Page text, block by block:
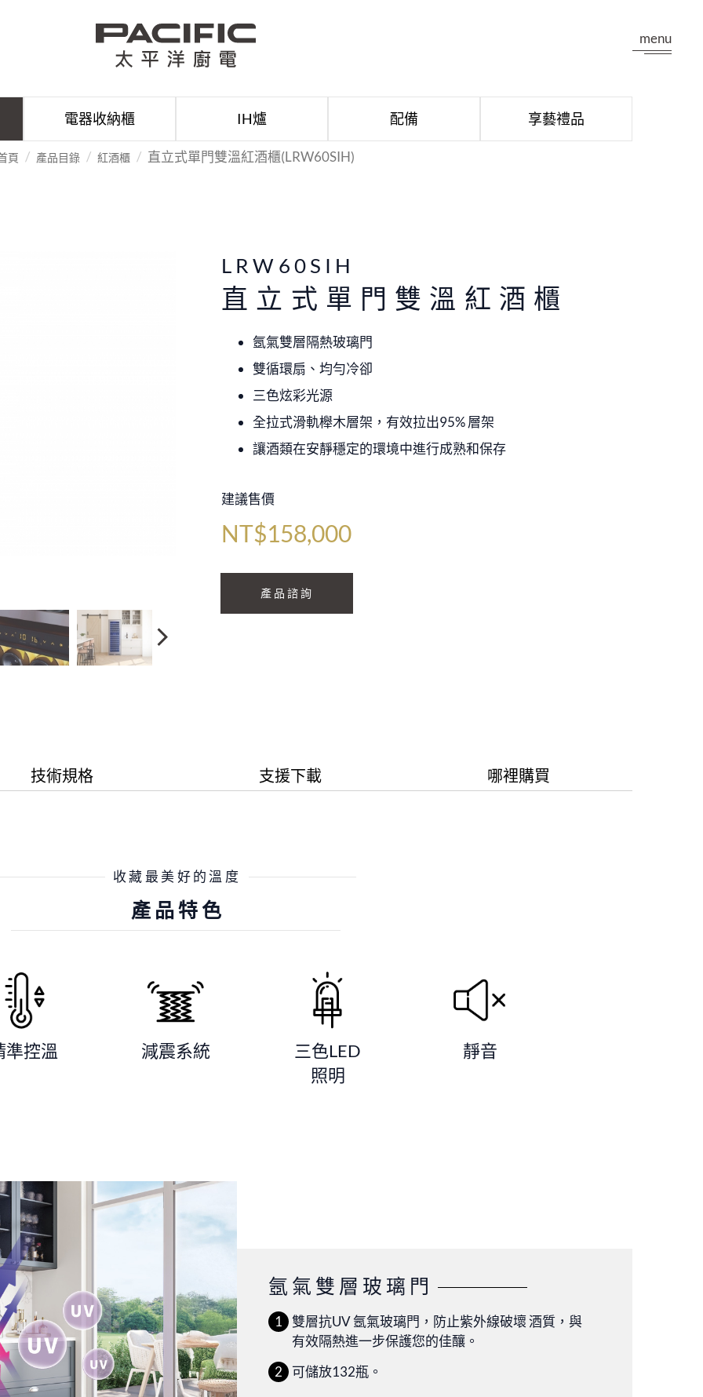
menu
電器收納櫃 IH爐 配備 享藝禮品
頁 產品目錄 紅酒櫃 直立式單門雙溫紅酒櫃(LRW60SIH)
LRW60SIH
直立式單門雙溫紅酒櫃
氬氣雙層隔熱玻璃門
雙循環扇、均勻冷卻
三色炫彩光源
全拉式滑軌櫸木層架，有效拉出95% 層架
讓酒類在安靜穩定的環境中進行成熟和保存
建議售價
NT$158,000
產品諮詢
技術規格 支援下載 哪裡購買
收藏最美好的溫度
產品特色
準控溫 減震系統
三色LED
照明
靜音
氬氣雙層玻璃門
雙層抗UV 氬氣玻璃門，防止紫外線破壞 酒質，與
有效隔熱進一步保護您的佳釀。
可儲放132瓶。